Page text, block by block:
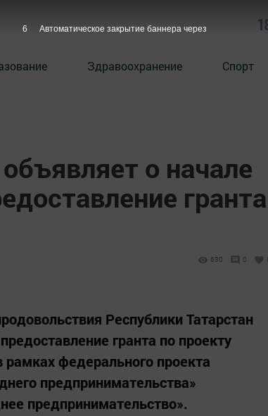
Здравоохранение Спорт
о начале
гранта
630 0
Республики Татарстан
гранта по проекту
рамках федерального проекта
предпринимательства»
предпринимательство».
5 Автоматическое закрытие баннера через